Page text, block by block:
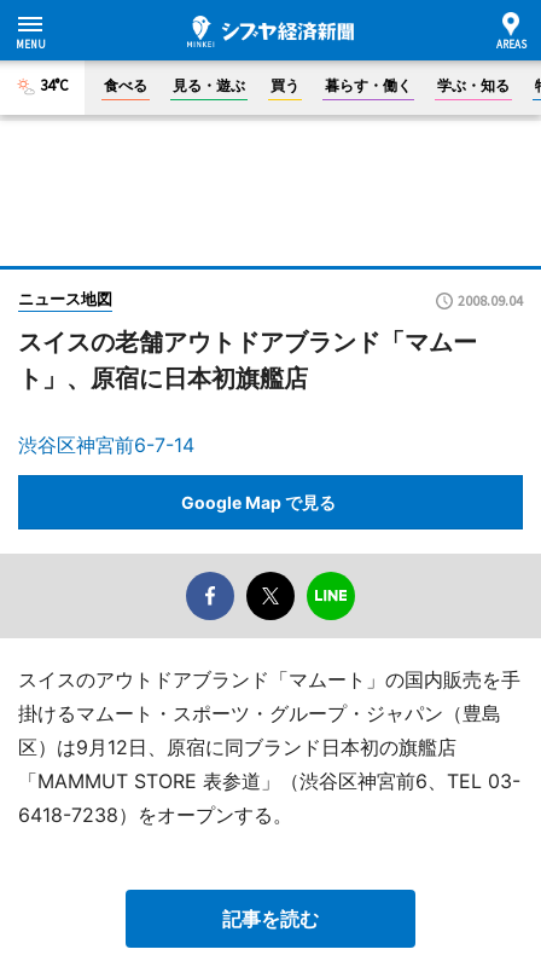
34°C 食べる 見る・遊ぶ 買う 暮らす・働く 学ぶ・知る
ニュース地図 2008.09.04
スイスの老舗アウトドアブランド「マムー
ト」、原宿に日本初旗艦店
渋谷区神宮前6-7-14
Google Map で見る
スイスのアウトドアブランド「マムート」の国内販売を手
掛けるマムート・スポーツ・グループ・ジャパン（豊島
区）は9月12日、原宿に同ブランド日本初の旗艦店
「MAMMUT STORE 表参道」（渋谷区神宮前6、TEL 03-
6418-7238）をオープンする。
記事を読む